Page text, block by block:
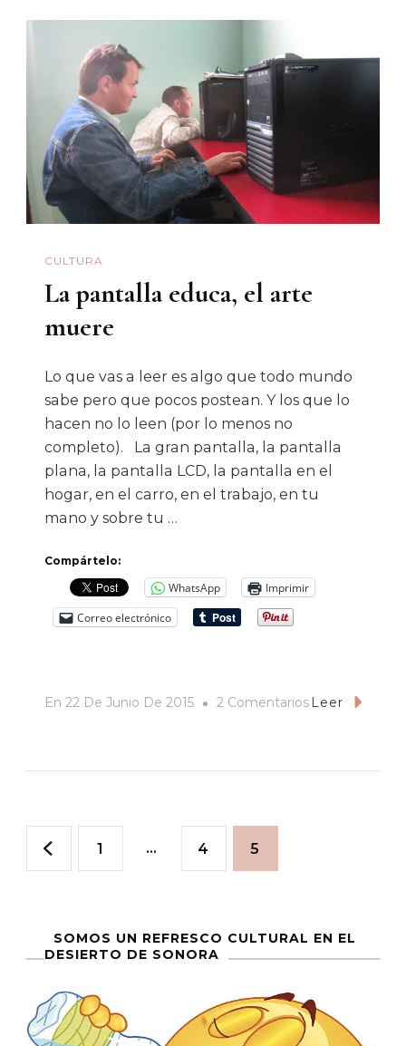
Una
CULTURA
La pantalla educa, el arte
muere
Lo que vas a leer es algo que todo mundo
sabe pero que pocos postean. Y los que lo
hacen no lo leen (por lo menos no
completo). La gran pantalla, la pantalla
plana, la pantalla LCD, la pantalla en el
hogar, en el carro, en el trabajo, en tu
mano y sobre tu …
Compártelo:
WhatsApp
Imprimir
Correo electrónico
En 22 De Junio De 2015 2 ComentariosEn
Leer
Paginación
entradas
Página
1 … Página
4 Página
5
SOMOS UN REFRESCO CULTURAL EN EL
DESIERTO DE SONORA